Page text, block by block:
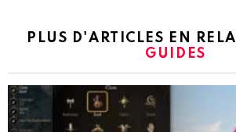
PLUS D'ARTICLES EN
GUIDES